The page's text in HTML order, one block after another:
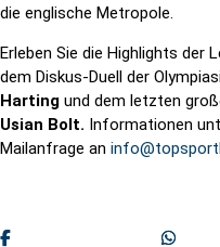
die englische Metropole.
Erleben Sie die Highlights der
dem Diskus-Duell der
Harting und dem letzten
Usian Bolt. Informationen
Mailanfrage an
Teilen